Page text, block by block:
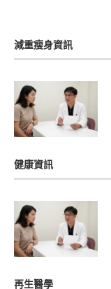
減重瘦身資訊
健康資訊
再生醫學